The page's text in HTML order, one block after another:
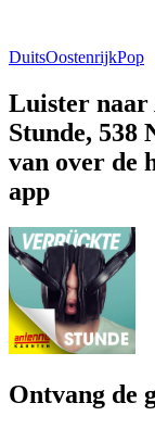
DuitsOostenrijkPop
Luister naar
Stunde, 538
van over de
app
Ontvang de